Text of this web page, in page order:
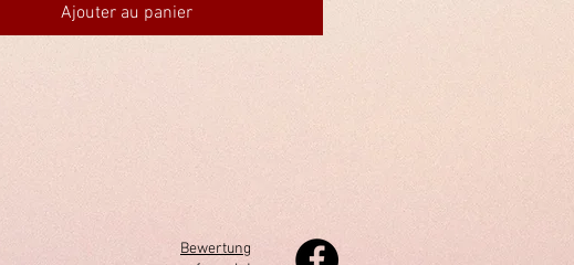
Ajouter au panier
Bewertung